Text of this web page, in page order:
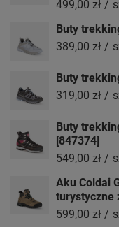
499,00 zł /
Buty
389,00 zł /
Buty
319,00 zł /
Buty
[847374]
549,00 zł /
Aku Coldai
turystyczne
599,00 zł /